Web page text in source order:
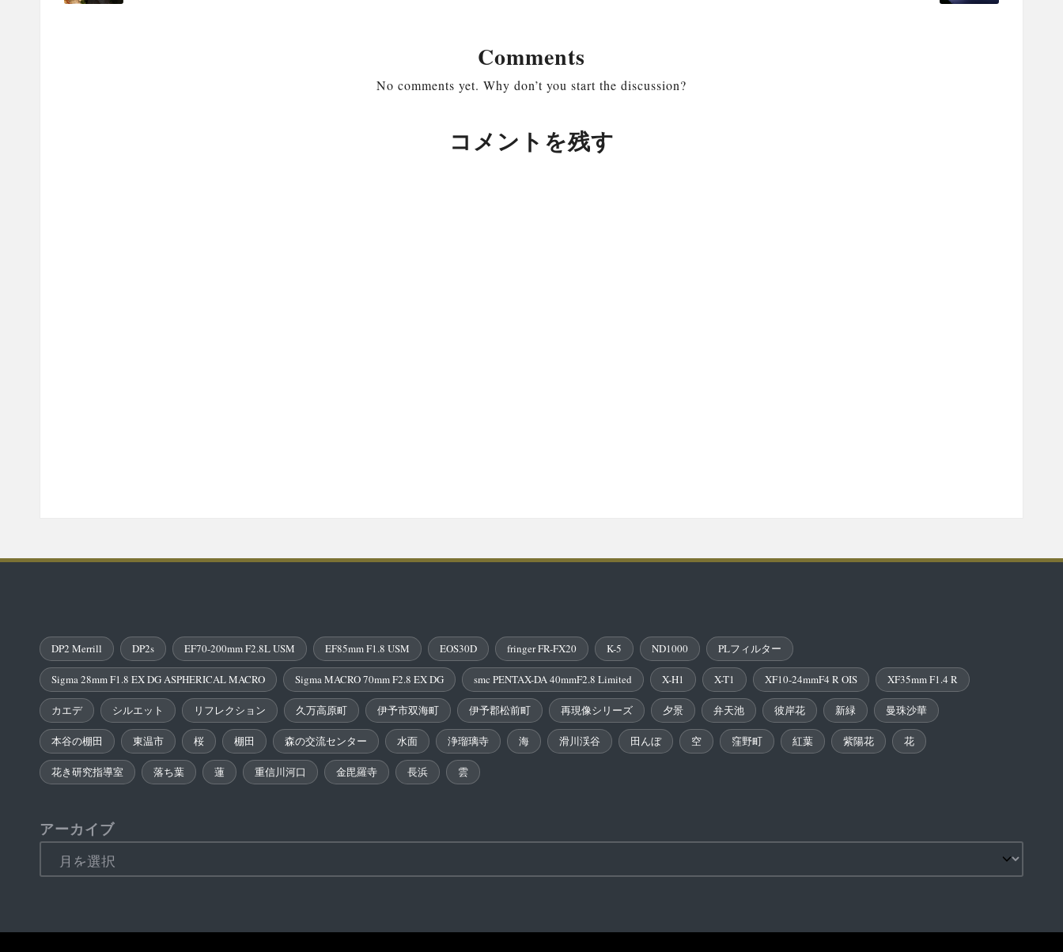
Comments
No comments yet. Why don’t you start the discussion?
コメントを残す
DP2 Merrill DP2s EF70-200mm F2.8L USM EF85mm F1.8 USM EOS30D fringer FR-FX20 K-5 ND1000 PLフィルター
Sigma 28mm F1.8 EX DG ASPHERICAL MACRO Sigma MACRO 70mm F2.8 EX DG smc PENTAX-DA 40mmF2.8 Limited X-H1 X-T1 XF10-24mmF4 R OIS XF35mm F1.4 R
カエデ シルエット リフレクション 久万高原町 伊予市双海町 伊予郡松前町 再現像シリーズ 夕景 弁天池 彼岸花 新緑 曼珠沙華
本谷の棚田 東温市 桜 棚田 森の交流センター 水面 浄瑠璃寺 海 滑川渓谷 田んぼ 空 窪野町 紅葉 紫陽花 花
花き研究指導室 落ち葉 蓮 重信川河口 金毘羅寺 長浜 雲
アーカイブ